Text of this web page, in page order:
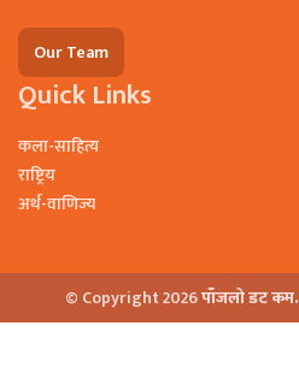
Our Team
Quick Links
कला-साहित्य
राष्ट्रिय
अर्थ-वाणिज्य
© Copyright 2026पाँजलो डट कम.